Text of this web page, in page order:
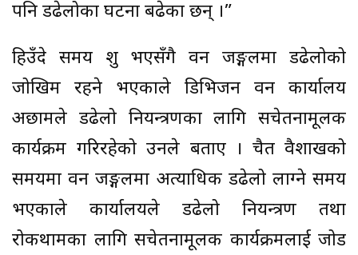
पनि डढेलोका घटना बढेका छन् ।”
हिउँदे समय शुरु भएसँगै वन जङ्गलमा डढेलोको
जोखिम रहने भएकाले डिभिजन वन कार्यालय
अछामले डढेलो नियन्त्रणका लागि सचेतनामूलक
कार्यक्रम गरिरहेको उनले बताए । चैत वैशाखको
समयमा वन जङ्गलमा अत्याधिक डढेलो लाग्ने समय
भएकाले कार्यालयले डढेलो नियन्त्रण तथा
रोकथामका लागि सचेतनामूलक कार्यक्रमलाई जोड